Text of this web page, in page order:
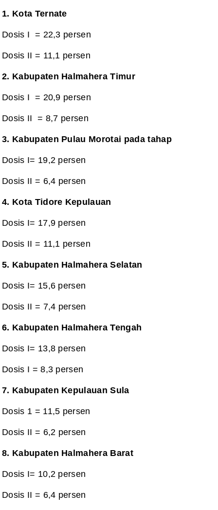
1. Kota Ternate
Dosis I = 22,3 persen
Dosis II = 11,1 persen
2. Kabupaten Halmahera Timur
Dosis I = 20,9 persen
Dosis II = 8,7 persen
3. Kabupaten Pulau Morotai pada tahap
Dosis I= 19,2 persen
Dosis II = 6,4 persen
4. Kota Tidore Kepulauan
Dosis I= 17,9 persen
Dosis II = 11,1 persen
5. Kabupaten Halmahera Selatan
Dosis I= 15,6 persen
Dosis II = 7,4 persen
6. Kabupaten Halmahera Tengah
Dosis I= 13,8 persen
Dosis I = 8,3 persen
7. Kabupaten Kepulauan Sula
Dosis 1 = 11,5 persen
Dosis II = 6,2 persen
8. Kabupaten Halmahera Barat
Dosis I= 10,2 persen
Dosis II = 6,4 persen